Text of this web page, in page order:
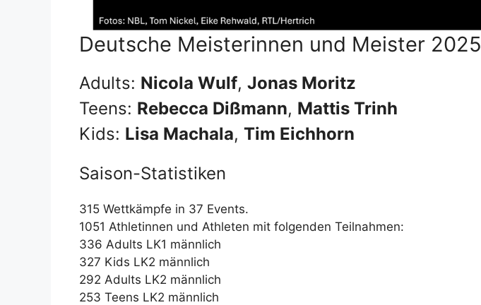
Deutsche Meisterinnen und Meister 2025
Adults: Nicola Wulf, Jonas Moritz
Teens: Rebecca Dißmann, Mattis Trinh
Kids: Lisa Machala, Tim Eichhorn
Saison-Statistiken
315 Wettkämpfe in 37 Events.
1051 Athletinnen und Athleten mit folgenden Teilnahmen:
336 Adults LK1 männlich
327 Kids LK2 männlich
292 Adults LK2 männlich
253 Teens LK2 männlich